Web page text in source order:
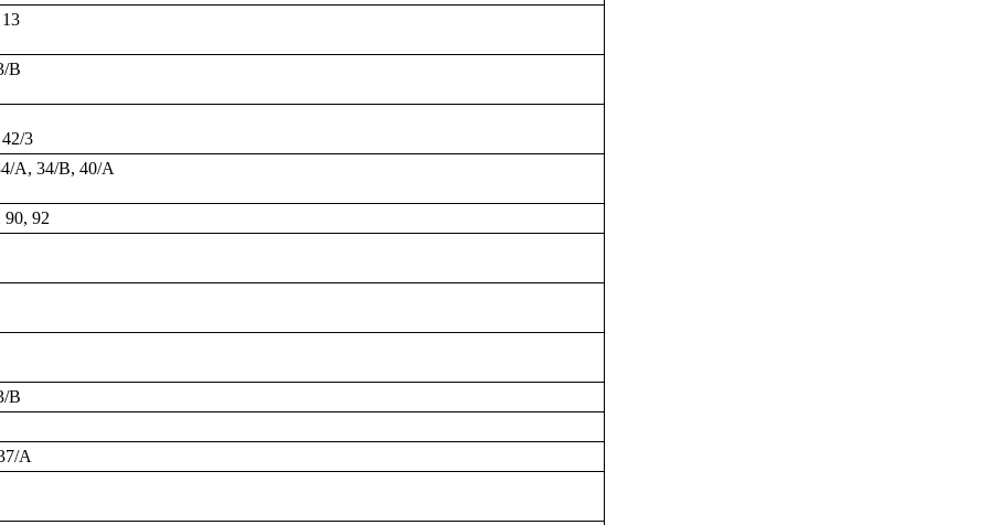
B
3
A, 34/B, 40/A
90, 92
B
A